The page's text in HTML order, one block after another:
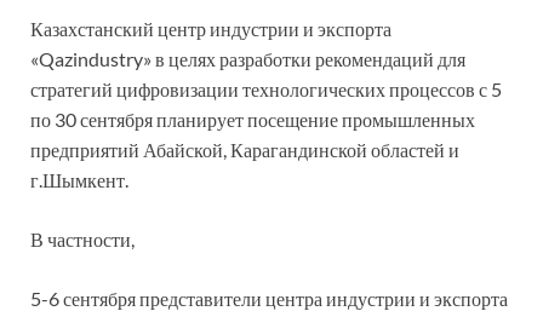
Казахстанский центр индустрии и экспорта
«Qazindustry» в целях разработки рекомендаций для
стратегий цифровизации технологических процессов с 5
по 30 сентября планирует посещение промышленных
предприятий Абайской, Карагандинской областей и
г.Шымкент.
В частности,
5-6 сентября представители центра индустрии и экспорта